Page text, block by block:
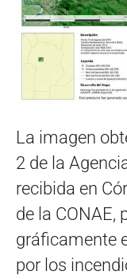
La imagen
2 de la
recibida en
de la CONAE,
gráficamente
por los